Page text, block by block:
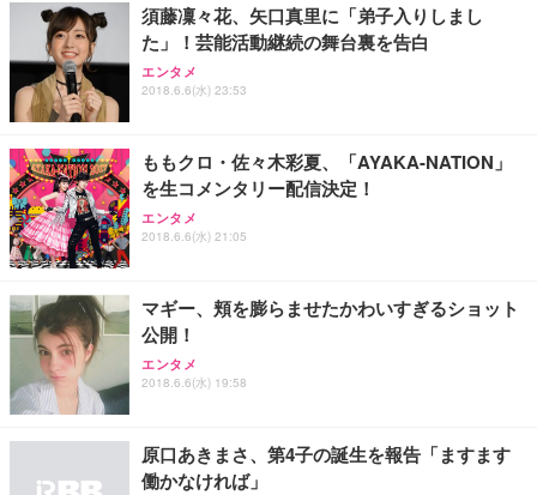
務用 おしゃれ パソコンチェア (ホワイト)
ANDWINT オフィスチェア デスクチェア 肘なし メ
ッシュ 通気性 ランバーサポート付き 腰サポート ガ
ス圧無段階昇降 360度回転 キャスター付き コンパク
【MiniLED/24.5inch/280Hz/FHD】GRAPHT THE S
HOOTER Gaming Monitor 24” Essential ゲーミン
グモニター QD 24.5インチ 1ms FHD 量子ドット 残
アイリスオーヤマ ペットシーツ 超厚型 お徳用 レギ
ュラー 200枚入【Amazon.co.jp限定】
須藤凜々花、矢口真里に「弟子入りしまし
た」！芸能活動継続の舞台裏を告白
エンタメ
2018.6.6(水) 23:53
ももクロ・佐々木彩夏、「AYAKA-NATION」
を生コメンタリー配信決定！
エンタメ
2018.6.6(水) 21:05
マギー、頬を膨らませたかわいすぎるショット
公開！
エンタメ
2018.6.6(水) 19:58
原口あきまさ、第4子の誕生を報告「ますます
働かなければ」